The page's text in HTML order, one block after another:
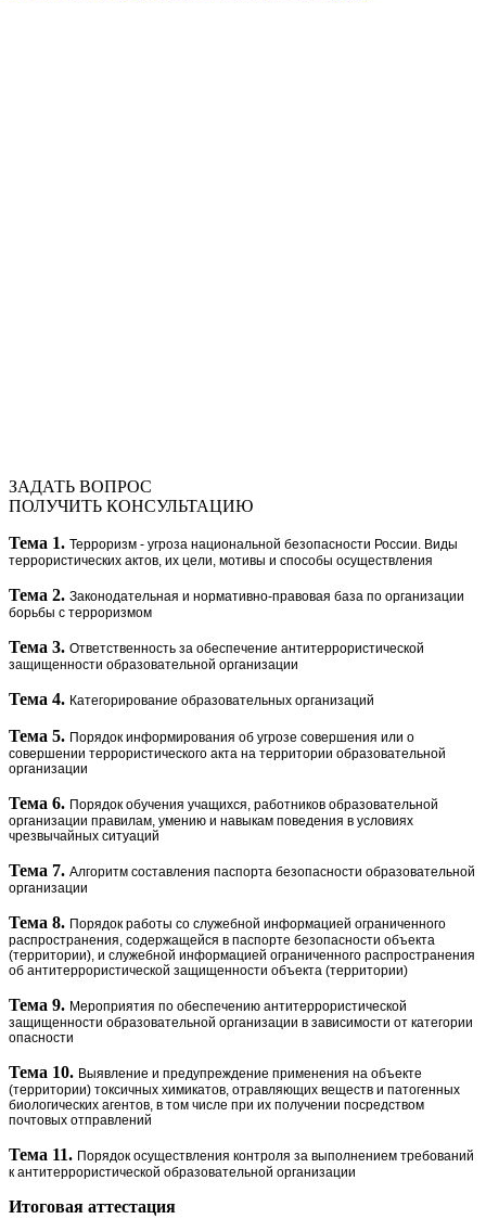
ЗАДАТЬ ВОПРОС
ПОЛУЧИТЬ КОНСУЛЬТАЦИЮ
Тема 1. Терроризм - угроза национальной безопасности России. Виды
террористических актов, их цели, мотивы и способы осуществления
Тема 2. Законодательная и нормативно-правовая база по организации
борьбы с терроризмом
Тема 3. Ответственность за обеспечение антитеррористической
защищенности образовательной организации
Тема 4. Категорирование образовательных организаций
Тема 5. Порядок информирования об угрозе совершения или о
совершении террористического акта на территории образовательной
организации
Тема 6. Порядок обучения учащихся, работников образовательной
организации правилам, умению и навыкам поведения в условиях
чрезвычайных ситуаций
Тема 7. Алгоритм составления паспорта безопасности образовательной
организации
Тема 8. Порядок работы со служебной информацией ограниченного
распространения, содержащейся в паспорте безопасности объекта
(территории), и служебной информацией ограниченного распространения
об антитеррористической защищенности объекта (территории)
Тема 9. Мероприятия по обеспечению антитеррористической
защищенности образовательной организации в зависимости от категории
опасности
Тема 10. Выявление и предупреждение применения на объекте
(территории) токсичных химикатов, отравляющих веществ и патогенных
биологических агентов, в том числе при их получении посредством
почтовых отправлений
Тема 11. Порядок осуществления контроля за выполнением требований
к антитеррористической образовательной организации
Итоговая аттестация